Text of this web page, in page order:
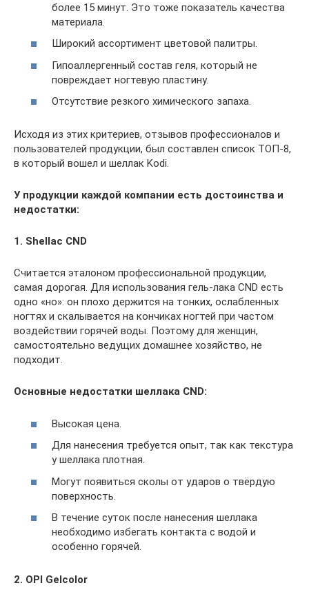
более 15 минут. Это тоже показатель качества
материала.
Широкий ассортимент цветовой палитры.
Гипоаллергенный состав геля, который не
повреждает ногтевую пластину.
Отсутствие резкого химического запаха.
Исходя из этих критериев, отзывов профессионалов и
пользователей продукции, был составлен список ТОП-8,
в который вошел и шеллак Kodi.
У продукции каждой компании есть достоинства и
недостатки:
1. Shellac CND
Считается эталоном профессиональной продукции,
самая дорогая. Для использования гель-лака СND есть
одно «но»: он плохо держится на тонких, ослабленных
ногтях и скалывается на кончиках ногтей при частом
воздействии горячей воды. Поэтому для женщин,
самостоятельно ведущих домашнее хозяйство, не
подходит.
Основные недостатки шеллака CND:
Высокая цена.
Для нанесения требуется опыт, так как текстура
у шеллака плотная.
Могут появиться сколы от ударов о твёрдую
поверхность.
В течение суток после нанесения шеллака
необходимо избегать контакта с водой и
особенно горячей.
2. OPI Gelcolor